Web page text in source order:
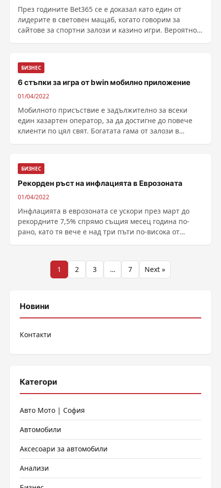
През годините Bet365 се е доказал като един от
лидерите в световен мащаб, когато говорим за
сайтове за спортни залози и казино игри. Вероятно
БИЗНЕС
6 стъпки за игра от bwin мобилно приложение
01/04/2022
Мобилното присъствие е задължително за всеки
един хазартен оператор, за да достигне до повече
клиенти по цял свят. Богатата гама от залози в
БИЗНЕС
Рекорден ръст на инфлацията в Еврозоната
01/04/2022
Инфлацията в еврозоната се ускори през март до
рекордните 7,5% спрямо същия месец година по-
рано, като тя вече е над три пъти по-висока от
Разделяне
публикациите
1 2 3 … 7 Next »
Новини
Контакти
Категори
Авто Мото | София
Автомобили
Аксесоари за автомобили
Анализи